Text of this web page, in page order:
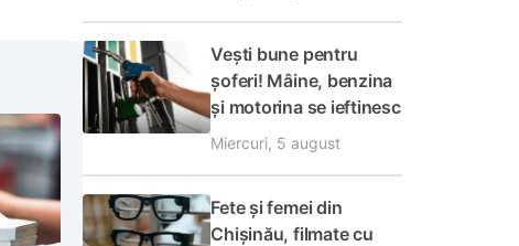
Vești bune pentru
șoferi! Mâine, benzina
și motorina se ieftinesc
Miercuri, 5 august
Fete și femei din
Chișinău, filmate cu